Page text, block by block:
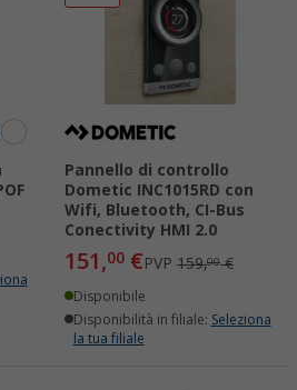
Pannello di controllo
Dometic INC1015RD con
Wifi, Bluetooth, CI-Bus
Conectivity HMI 2.0
151,00 €PVP 159,00€
Disponibile
Disponibilità in filiale: Seleziona
la tua filiale